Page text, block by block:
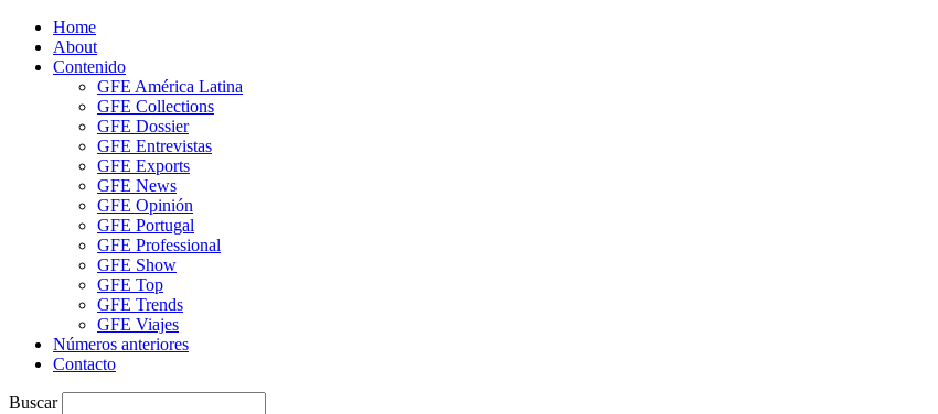
Home
About
Contenido
GFE América Latina
GFE Collections
GFE Dossier
GFE Entrevistas
GFE Exports
GFE News
GFE Opinión
GFE Portugal
GFE Professional
GFE Show
GFE Top
GFE Trends
GFE Viajes
Números anteriores
Contacto
Buscar